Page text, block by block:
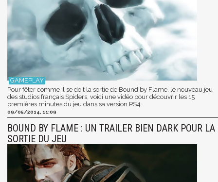
Pour fêter comme il se doit la sortie de Bound by Flame, le nouveau jeu
des studios français Spiders, voici une vidéo pour découvrir les 15
premières minutes du jeu dans sa version PS4.
09/05/2014, 11:09
BOUND BY FLAME : UN TRAILER BIEN DARK POUR LA
SORTIE DU JEU